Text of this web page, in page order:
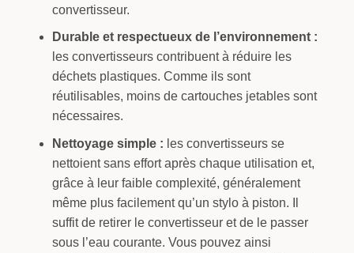
convertisseur.
Durable et respectueux de l’environnement :
les convertisseurs contribuent à réduire les
déchets plastiques. Comme ils sont
réutilisables, moins de cartouches jetables sont
nécessaires.
Nettoyage simple : les convertisseurs se
nettoient sans effort après chaque utilisation et,
grâce à leur faible complexité, généralement
même plus facilement qu’un stylo à piston. Il
suffit de retirer le convertisseur et de le passer
sous l’eau courante. Vous pouvez ainsi